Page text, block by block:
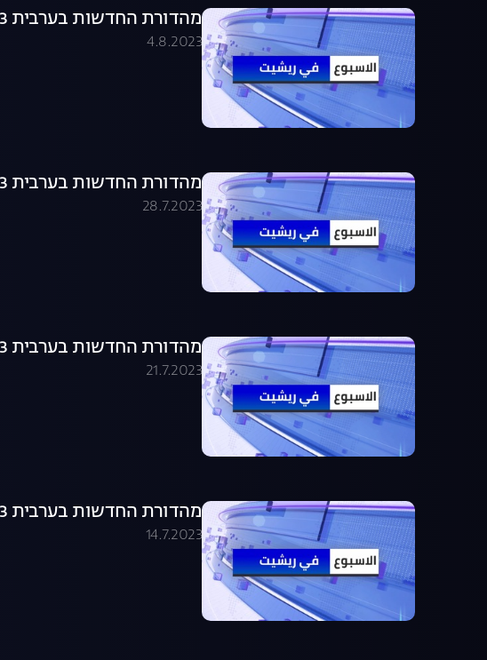
מהדורת החדשות בערבית 04.08.23 | התוכנית המלאה
4.8.2023
מהדורת החדשות בערבית 28.07.23 | התוכנית המלאה
28.7.2023
מהדורת החדשות בערבית 21.07.23 | התוכנית המלאה
21.7.2023
מהדורת החדשות בערבית 14.07.23 | התוכנית המלאה
14.7.2023